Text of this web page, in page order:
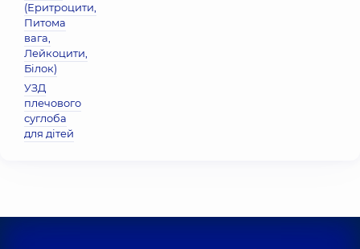
(Еритроцити,
Питома
вага,
Лейкоцити,
Бiлок)
УЗД
плечового
суглоба
для дітей